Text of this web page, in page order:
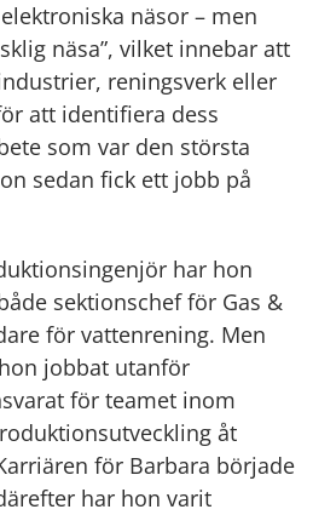
näsor – men
näsa”, vilket innebar att
reningsverk eller
att identifiera dess
som var den största
sedan fick ett jobb på
har hon
sektionschef för Gas &
för vattenrening. Men
jobbat utanför
för teamet inom
åt
för Barbara började
har hon varit